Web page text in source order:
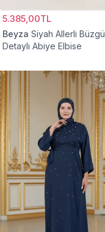
5.385,00TL
Beyza Siyah Allerli Büzgü
Detaylı Abiye Elbise